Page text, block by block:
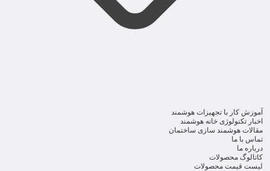
آموزش کار با تجهیزات هوشمند
اخبار تکنولوژی خانه هوشمند
مقالات هوشمند سازی ساختمان
تماس با ما
درباره ما
کاتالوگ محصولات
لیست قیمت محصولات